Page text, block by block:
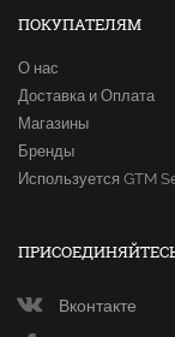
ПОКУПАТЕЛЯМ
О нас
Доставка и Оплата
Магазины
Бренды
Используется GTM
Вконтакте